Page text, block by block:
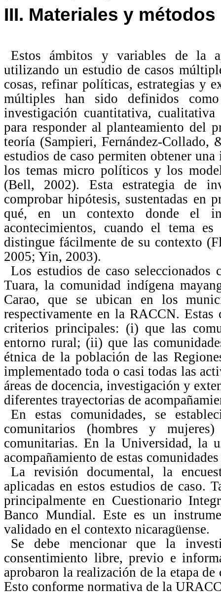
III. Materiales y métodos
Estos ámbitos y variables de la
utilizando un estudio de casos
cosas, refinar políticas, estrategias y
múltiples han sido definidos
investigación cuantitativa,
para responder al planteamiento del
teoría (Sampieri, Fernández-
estudios de caso permiten obtener
los temas micro políticos y los
(Bell, 2002). Esta estrategia de
comprobar hipótesis, sustentadas en
qué, en un contexto donde el
acontecimientos, cuando el tema
distingue fácilmente de su contexto
2005; Yin, 2003).
Los estudios de caso
Tuara, la comunidad indígena
Carao, que se ubican en los
respectivamente en la RACCN. Estas
criterios principales: (i) que las
entorno rural; (ii) que las
étnica de la población de las
implementado toda o casi todas las
áreas de docencia, investigación y
diferentes trayectorias de
En estas comunidades, se
comunitarios (hombres y
comunitarias. En la Universidad, la
acompañamiento de estas
La revisión documental, la
aplicadas en estos estudios de caso.
principalmente en Cuestionario
Banco Mundial. Este es un
validado en el contexto nicaragüense.
Se debe mencionar que la
consentimiento libre, previo e
aprobaron la realización de la etapa
Esto conforme normativa de la